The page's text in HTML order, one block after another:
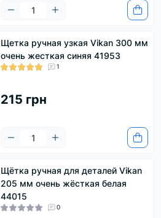
Щетка ручная узкая Vikan 300 мм
очень жесткая синяя 41953
1
215 грн
Щётка ручная для деталей Vikan
205 мм очень жёсткая белая
44015
0